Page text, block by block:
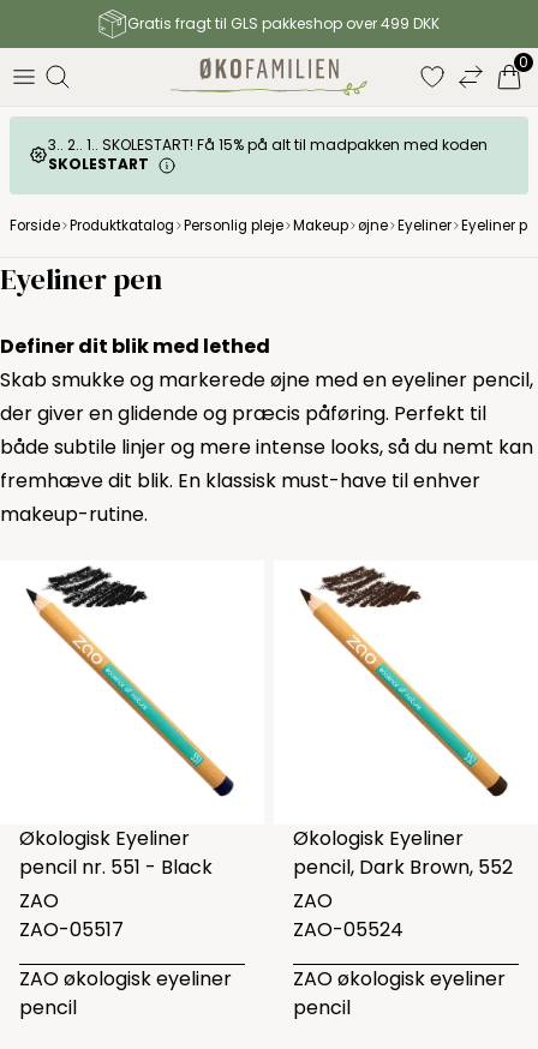
Gratis fragt til GLS pakkeshop over 499 DKK
0
3.. 2.. 1.. SKOLESTART! Få 15% på alt til madpakken med koden
SKOLESTART
Forside Produktkatalog Personlig pleje Makeup øjne Eyeliner Eyeliner
Eyeliner pen
Definer dit blik med lethed
Skab smukke og markerede øjne med en eyeliner pencil,
der giver en glidende og præcis påføring. Perfekt til
både subtile linjer og mere intense looks, så du nemt kan
fremhæve dit blik. En klassisk must-have til enhver
makeup-rutine.
Økologisk Eyeliner
pencil nr. 551 - Black
ZAO
ZAO-05517
ZAO økologisk eyeliner
pencil
Økologisk Eyeliner
pencil, Dark Brown, 552
ZAO
ZAO-05524
ZAO økologisk eyeliner
pencil